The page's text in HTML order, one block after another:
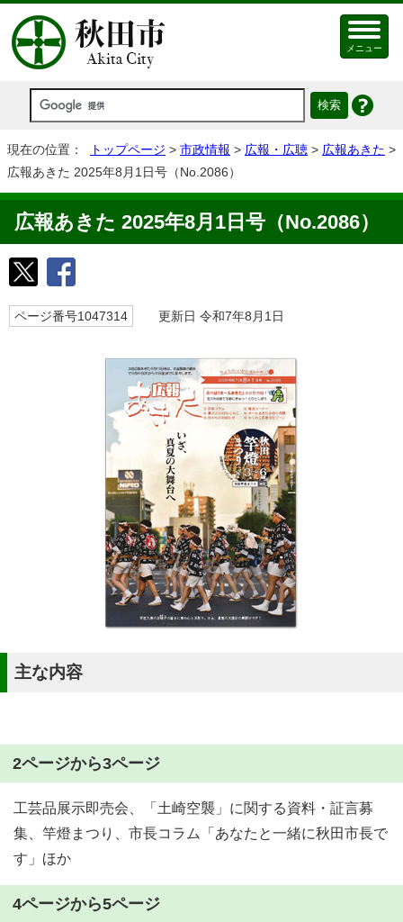
メニュー
現在の位置： トップページ > 市政情報 > 広報・広聴 > 広報あきた >
広報あきた 2025年8月1日号（No.2086）
広報あきた 2025年8月1日号（No.2086）
ページ番号1047314 更新日 令和7年8月1日
主な内容
2ページから3ページ
工芸品展示即売会、「土崎空襲」に関する資料・証言募
集、竿燈まつり、市長コラム「あなたと一緒に秋田市長で
す」ほか
4ページから5ページ